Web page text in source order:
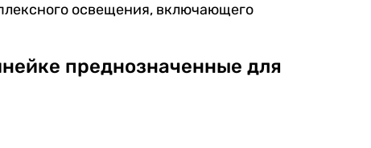
освещения, включающего
преднозначенные для